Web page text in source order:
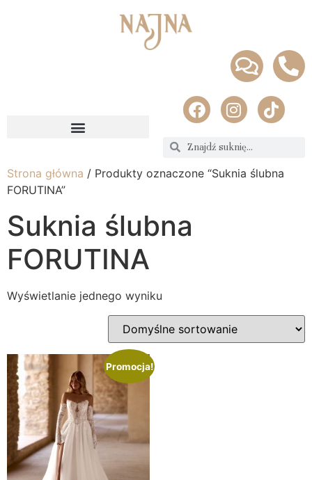
Strona główna / Produkty oznaczone “Suknia ślubna
FORUTINA”
Suknia ślubna
FORUTINA
Wyświetlanie jednego wyniku
Promocja!